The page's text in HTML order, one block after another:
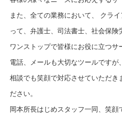
また、全ての業務において、 クラ
って、弁護士、司法書士、社会保険
ワンストップで皆様にお役に立つサ
電話、メールも大切なツールですが
相談でも笑顔で対応させていただき
ださい。
岡本所長はじめスタッフ一同、笑顔